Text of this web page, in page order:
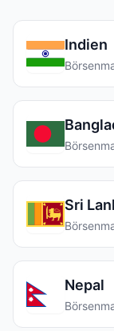
Indien
Sri
Nepal